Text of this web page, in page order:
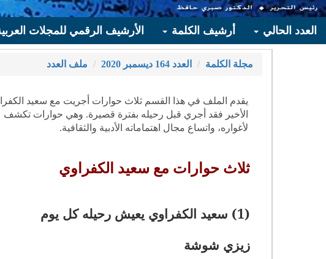
العدد الحالي أرشيف الكلمة الأرشيف الرقمي للمجلات
مجلة الكلمة العدد 164 ديسمبر 2020 ملف العدد
الأخير فقد أجري قبل رحيله بفترة قصيرة. وهي حوارات
لأغواره، واتساع مجال اهتماماته الأدبية والثقافية.
ثلاث حوارات مع سعيد الكفراوي
(1) سعيد الكفراوي يعيش رحيله كل يوم
زيزي شوشة